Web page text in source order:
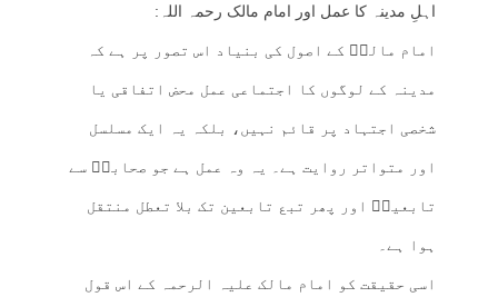
اہلِ مدینہ کا عمل اور امام مالک رحمہ اللہ:
امام مالکؒ کے اصول کی بنیاد اس تصور پر ہے کہ
مدینہ کے لوگوں کا اجتماعی عمل محض اتفاقی یا
شخصی اجتہاد پر قائم نہیں، بلکہ یہ ایک مسلسل
اور متواتر روایت ہے۔ یہ وہ عمل ہے جو صحابہؓ سے
تابعینؒ اور پھر تبع تابعین تک بلا تعطل منتقل
ہوا ہے۔
اسی حقیقت کو امام مالک علیہ الرحمہ کے اس قول